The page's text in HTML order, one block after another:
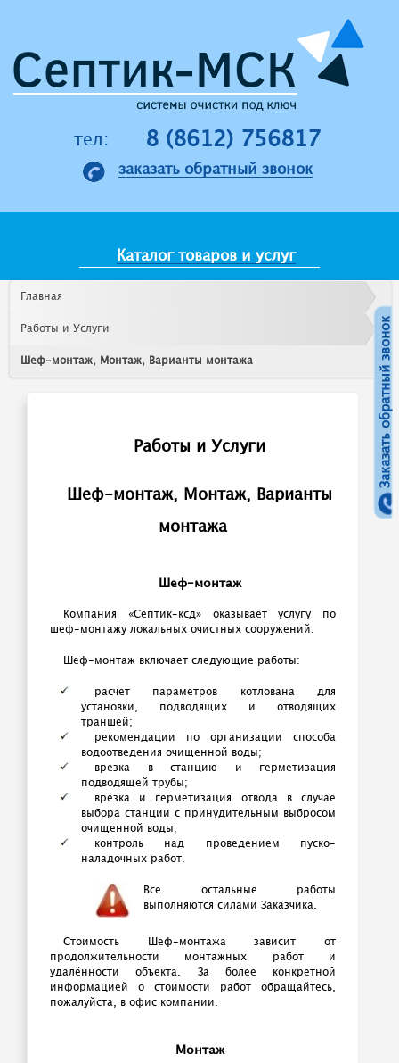
Заказать обратный звонок
тел: 8 (8612) 756817
заказать обратный звонок
Каталог товаров и услуг
Главная
Работы и Услуги
Шеф-монтаж, Монтаж, Варианты монтажа
Работы и Услуги
Шеф-монтаж, Монтаж, Варианты
монтажа
Шеф-монтаж
Компания «Септик-ксд» оказывает услугу по
шеф-монтажу локальных очистных сооружений.
Шеф-монтаж включает следующие работы:
расчет параметров котлована для
установки, подводящих и отводящих
траншей;
рекомендации по организации способа
водоотведения очищенной воды;
врезка в станцию и герметизация
подводящей трубы;
врезка и герметизация отвода в случае
выбора станции с принудительным выбросом
очищенной воды;
контроль над проведением пуско-
наладочных работ.
Все остальные работы
выполняются силами Заказчика.
Стоимость Шеф-монтажа зависит от
продолжительности монтажных работ и
удалённости объекта. За более конкретной
информацией о стоимости работ обращайтесь,
пожалуйста, в офис компании.
Монтаж